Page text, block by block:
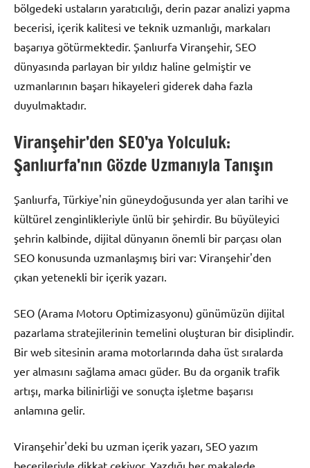
bölgedeki ustaların yaratıcılığı, derin pazar analizi yapma
becerisi, içerik kalitesi ve teknik uzmanlığı, markaları
başarıya götürmektedir. Şanlıurfa Viranşehir, SEO
dünyasında parlayan bir yıldız haline gelmiştir ve
uzmanlarının başarı hikayeleri giderek daha fazla
duyulmaktadır.
Viranşehir’den SEO’ya Yolculuk:
Şanlıurfa’nın Gözde Uzmanıyla Tanışın
Şanlıurfa, Türkiye'nin güneydoğusunda yer alan tarihi ve
kültürel zenginlikleriyle ünlü bir şehirdir. Bu büyüleyici
şehrin kalbinde, dijital dünyanın önemli bir parçası olan
SEO konusunda uzmanlaşmış biri var: Viranşehir'den
çıkan yetenekli bir içerik yazarı.
SEO (Arama Motoru Optimizasyonu) günümüzün dijital
pazarlama stratejilerinin temelini oluşturan bir disiplindir.
Bir web sitesinin arama motorlarında daha üst sıralarda
yer almasını sağlama amacı güder. Bu da organik trafik
artışı, marka bilinirliği ve sonuçta işletme başarısı
anlamına gelir.
Viranşehir'deki bu uzman içerik yazarı, SEO yazım